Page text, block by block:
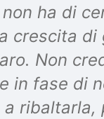
ha di
crescita di
Non
in fase di
ribaltarla,